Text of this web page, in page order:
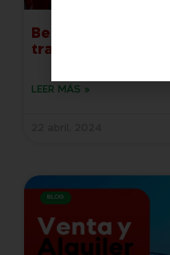
Beneficios de
trabajo en altura
LEER MÁS »
BLOG